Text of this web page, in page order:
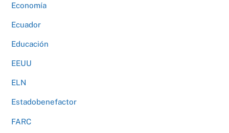
Economía
Ecuador
Educación
EEUU
ELN
Estadobenefactor
FARC